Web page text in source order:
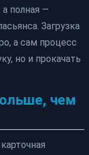
полная —
Загрузка
а сам процесс
но и прокачать
чем